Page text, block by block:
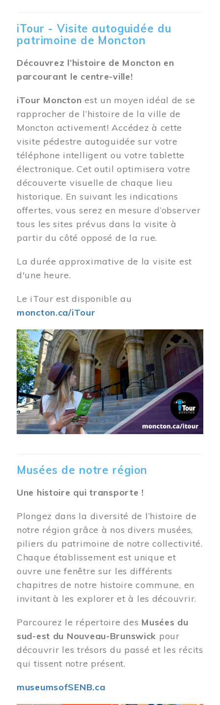
iTour - Visite autoguidée du
patrimoine de Moncton
Découvrez l’histoire de Moncton en
parcourant le centre-ville!
iTour Moncton est un moyen idéal de se
rapprocher de l’histoire de la ville de
Moncton activement! Accédez à cette
visite pédestre autoguidée sur votre
téléphone intelligent ou votre tablette
électronique. Cet outil optimisera votre
découverte visuelle de chaque lieu
historique. En suivant les indications
offertes, vous serez en mesure d’observer
tous les sites prévus dans la visite à
partir du côté opposé de la rue.
La durée approximative de la visite est
d'une heure.
Le iTour est disponible au
moncton.ca/iTour
Musées de notre région
Une histoire qui transporte !
Plongez dans la diversité de l’histoire de
notre région grâce à nos divers musées,
piliers du patrimoine de notre collectivité.
Chaque établissement est unique et
ouvre une fenêtre sur les différents
chapitres de notre histoire commune, en
invitant à les explorer et à les découvrir.
Parcourez le répertoire des Musées du
sud-est du Nouveau-Brunswick pour
découvrir les trésors du passé et les récits
qui tissent notre présent.
museumsofSENB.ca